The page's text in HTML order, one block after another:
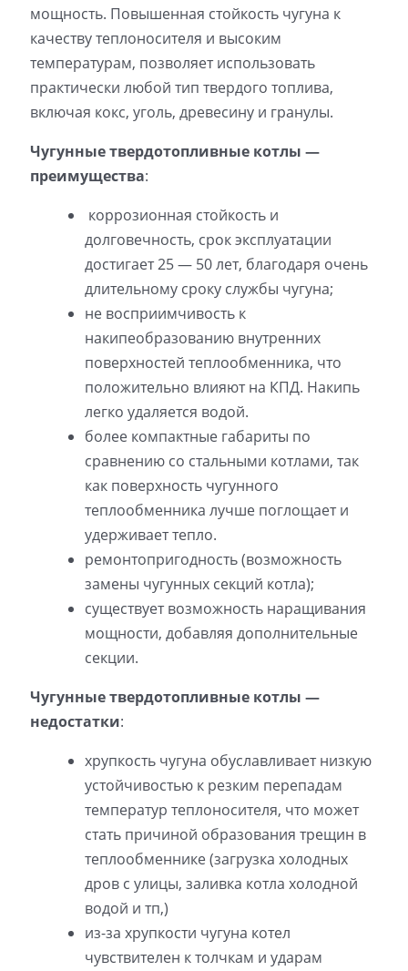
мощность. Повышенная стойкость чугуна к
качеству теплоносителя и высоким
температурам, позволяет использовать
практически любой тип твердого топлива,
включая кокс, уголь, древесину и гранулы.
Чугунные твердотопливные котлы —
преимущества:
коррозионная стойкость и
долговечность, срок эксплуатации
достигает 25 — 50 лет, благодаря очень
длительному сроку службы чугуна;
не восприимчивость к
накипеобразованию внутренних
поверхностей теплообменника, что
положительно влияют на КПД. Накипь
легко удаляется водой.
более компактные габариты по
сравнению со стальными котлами, так
как поверхность чугунного
теплообменника лучше поглощает и
удерживает тепло.
ремонтопригодность (возможность
замены чугунных секций котла);
существует возможность наращивания
мощности, добавляя дополнительные
секции.
Чугунные твердотопливные котлы —
недостатки:
хрупкость чугуна обуславливает низкую
устойчивостью к резким перепадам
температур теплоносителя, что может
стать причиной образования трещин в
теплообменнике (загрузка холодных
дров с улицы, заливка котла холодной
водой и тп,)
из-за хрупкости чугуна котел
чувствителен к толчкам и ударам